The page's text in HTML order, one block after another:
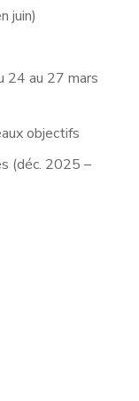
juin)
24 au 27 mars
objectifs
(déc. 2025 –